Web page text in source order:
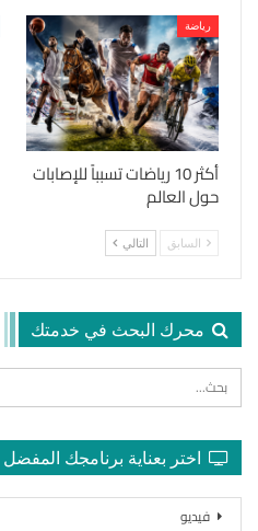
رياضة
أكثر 10 رياضات تسبباً للإصابات
حول العالم
السابق التالي
محرك البحث في خدمتك
اختر بعناية برنامجك المفضل
فيديو